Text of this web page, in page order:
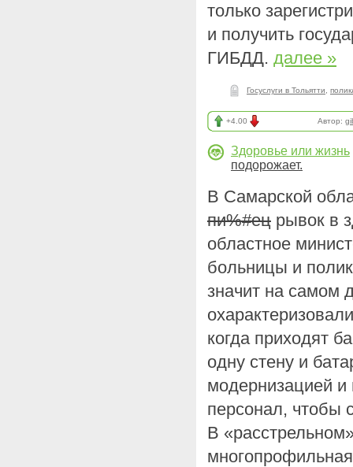
только
и получить
ГИБДД. далее »
Госуслуги в Тольятти
+4.00 Автор:
Здоровье или жизнь
подорожает.
В Самарской
пи%#ец рывок в
областное
больницы и
значит на самом
когда приходят
одну стену и
модернизацией
персонал, чтобы
В